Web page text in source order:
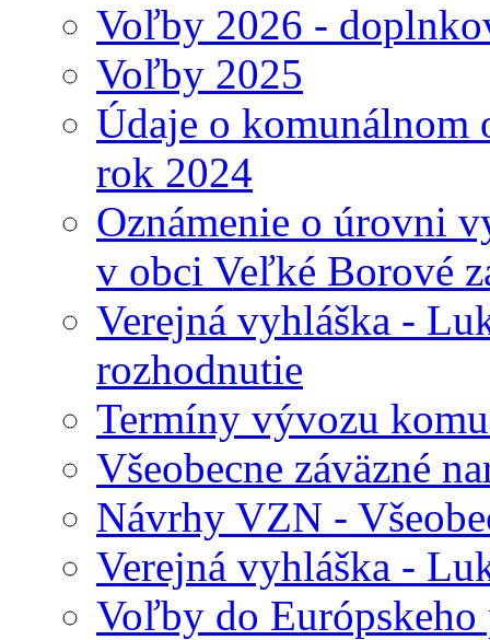
Voľby 2026 -
Voľby 2025
Údaje o komunálnom
rok 2024
Oznámenie o úrovni
v obci Veľké Borové
Verejná vyhláška -
rozhodnutie
Termíny vývozu
Všeobecne záväzné
Návrhy VZN -
Verejná vyhláška -
Voľby do Európskeho